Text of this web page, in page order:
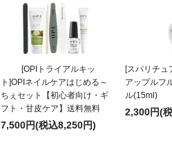
[OPIトライアルキッ
ト]OPIネイルケアはじめる～
ちぇセット【初心者向け・ギ
フト・甘皮ケア】送料無料
7,500円(税込8,250円)
[スパリチュ
アップルフ
ル(15ml)
2,300円(